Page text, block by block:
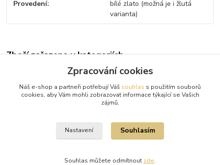
Provedení
bílé zlato (možná je i žlutá
varianta)
Zboží zařazeno v kategoriích
Diamantové náušnice
Bílé zlato
Zpracování cookies
Náš e-shop a partneři potřebují Váš souhlas s použitím souborů
cookies, aby Vám mohli zobrazovat informace týkající se Vašich
zájmů.
Nastavení Souhlasím
Souhlas můžete odmítnout zde.